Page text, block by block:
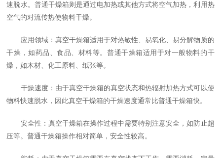
速脱水。普通干燥箱则是通过电加热或其他方式将空气加热，利用热
空气的对流传热使物料干燥。
应用领域：真空干燥箱适用于对热敏性、易氧化、易分解物质的
干燥，如药品、食品、材料等。普通干燥箱适用于对一般物料的干
燥，如木材、化工原料、纸张等。
干燥速度：由于真空干燥箱的真空状态和热辐射加热方式可以使
物料快速脱水，因此真空干燥箱的干燥速度通常比普通干燥箱快。
安全性：真空干燥箱在操作过程中需要特别注意安全，如防止超
压等。普通干燥箱操作相对简单，安全性较高。